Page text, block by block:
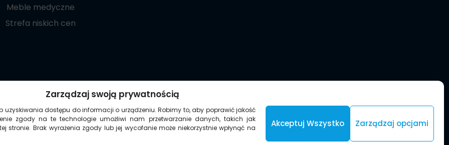
Zarządzaj swoją prywatnością
dostępu do informacji o urządzeniu. Robimy to, aby poprawić jakość
zgody na te technologie umożliwi nam przetwarzanie danych, takich jak
Brak wyrażenia zgody lub jej wycofanie może niekorzystnie wpłynąć na
Akceptuj Wszystko Zarządzaj opcjami
Meble medyczne
Strefa niskich cen
Poznaj naszą
aplikację mobilną: